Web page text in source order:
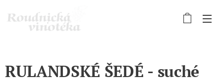
RULANDSKÉ ŠEDÉ - suché